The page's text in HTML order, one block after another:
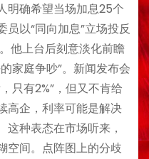
明确希望当场加息25个
以“同向加息”立场投反
他上台后刻意淡化前瞻
家庭争吵”。新闻发布会
只有2%”，但又不肯给
高企，利率可能是解决
这种表态在市场听来，
空间。点阵图上的分歧